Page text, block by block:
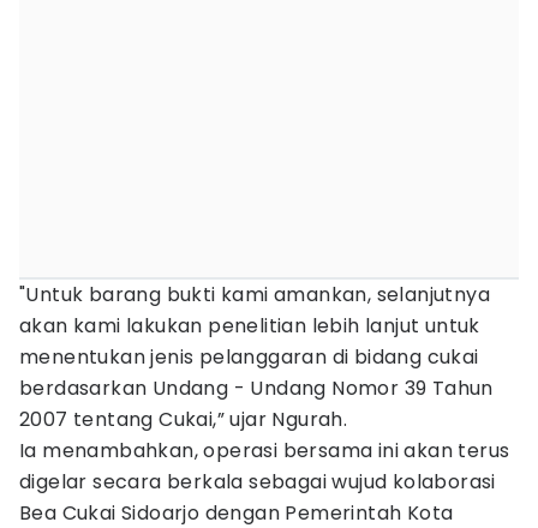
"Untuk barang bukti kami amankan, selanjutnya
akan kami lakukan penelitian lebih lanjut untuk
menentukan jenis pelanggaran di bidang cukai
berdasarkan Undang - Undang Nomor 39 Tahun
2007 tentang Cukai,” ujar Ngurah.
Ia menambahkan, operasi bersama ini akan terus
digelar secara berkala sebagai wujud kolaborasi
Bea Cukai Sidoarjo dengan Pemerintah Kota